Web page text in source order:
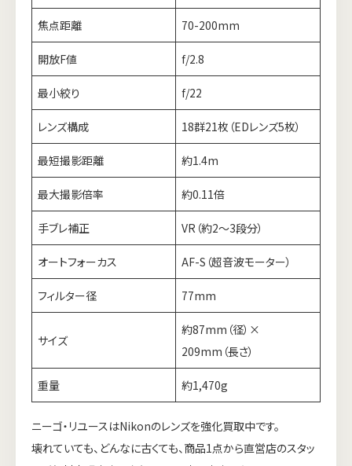
焦点距離 70-200mm
開放F値 f/2.8
最小絞り f/22
レンズ構成 18群21枚（EDレンズ5枚）
最短撮影距離 約1.4m
最大撮影倍率 約0.11倍
手ブレ補正 VR（約2〜3段分）
オートフォーカス AF-S（超音波モーター）
フィルター径 77mm
サイズ
約87mm（径）×
209mm（長さ）
重量 約1,470g
ニーゴ・リユースはNikonのレンズを強化買取中です。
壊れていても、どんなに古くても、商品1点から直営店のスタッ